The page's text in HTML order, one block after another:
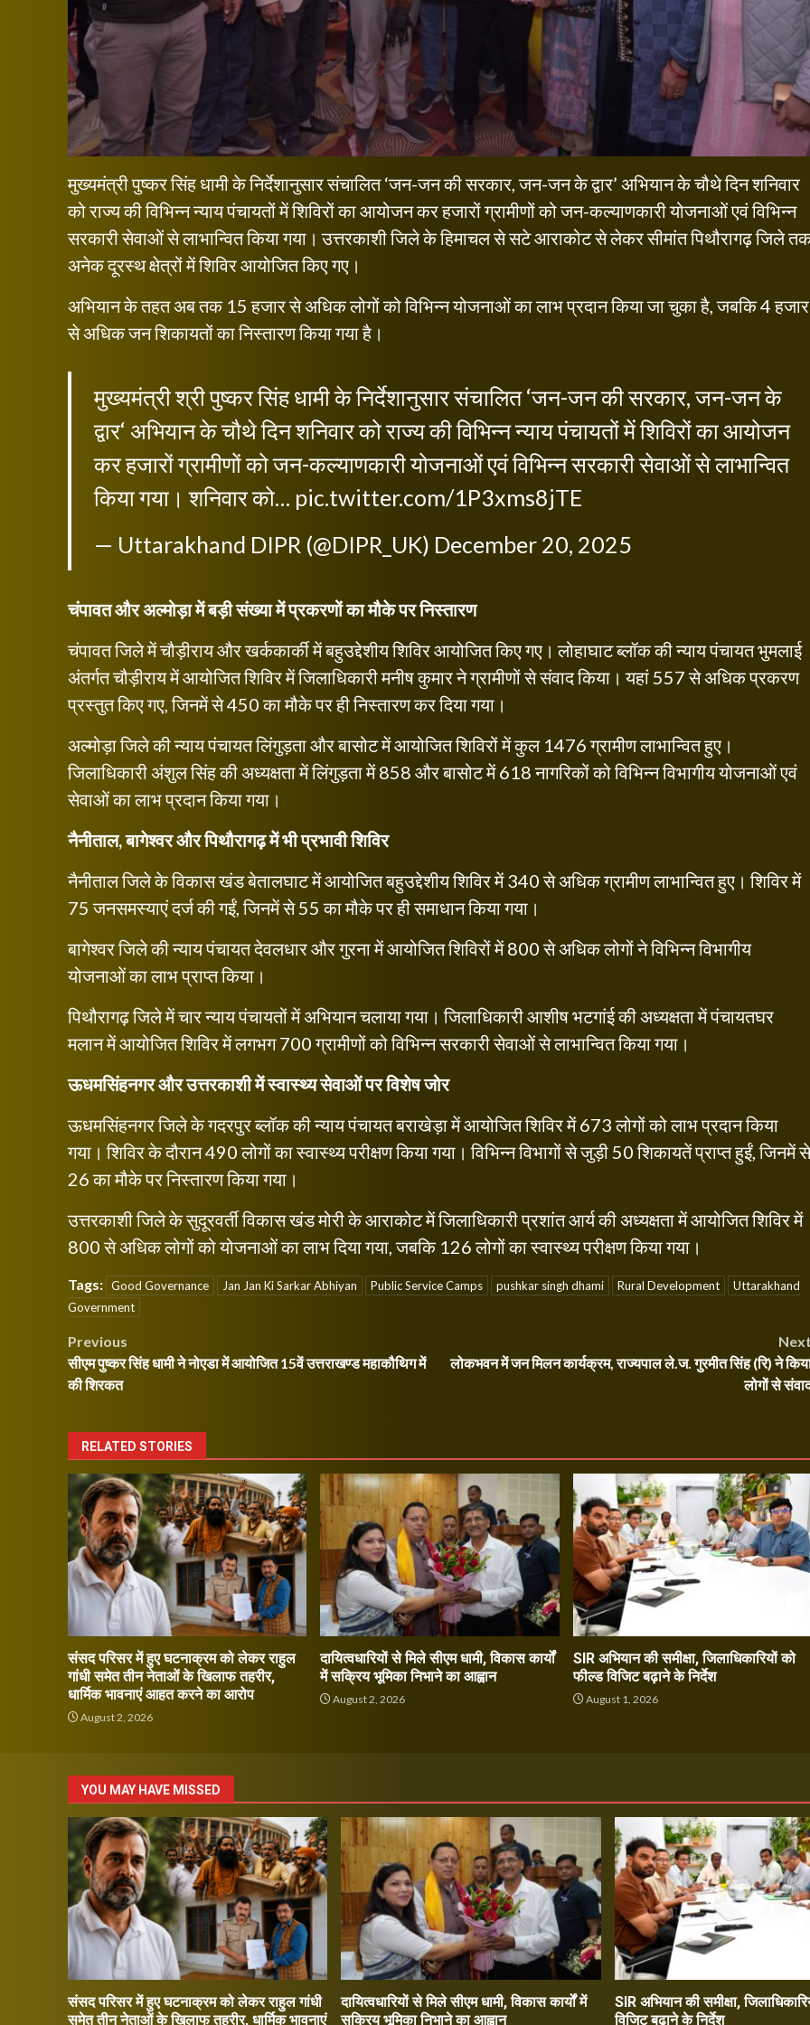
मुख्यमंत्री पुष्कर सिंह धामी के निर्देशानुसार संचालित ‘जन-जन की सरकार, जन-जन के द्वार’ अभियान के चौथे दिन शनिवार
को राज्य की विभिन्न न्याय पंचायतों में शिविरों का आयोजन कर हजारों ग्रामीणों को जन-कल्याणकारी योजनाओं एवं विभिन्न
सरकारी सेवाओं से लाभान्वित किया गया। उत्तरकाशी जिले के हिमाचल से सटे आराकोट से लेकर सीमांत पिथौरागढ़ जिले
अनेक दूरस्थ क्षेत्रों में शिविर आयोजित किए गए।
अभियान के तहत अब तक 15 हजार से अधिक लोगों को विभिन्न योजनाओं का लाभ प्रदान किया जा चुका है, जबकि 4 हजार
से अधिक जन शिकायतों का निस्तारण किया गया है।
मुख्यमंत्री श्री पुष्कर सिंह धामी के निर्देशानुसार संचालित ‘जन-जन की सरकार, जन-जन के
द्वार‘ अभियान के चौथे दिन शनिवार को राज्य की विभिन्न न्याय पंचायतों में शिविरों का आयोजन
कर हजारों ग्रामीणों को जन-कल्याणकारी योजनाओं एवं विभिन्न सरकारी सेवाओं से लाभान्वित
किया गया। शनिवार को… pic.twitter.com/1P3xms8jTE
— Uttarakhand DIPR (@DIPR_UK) December 20, 2025
चंपावत और अल्मोड़ा में बड़ी संख्या में प्रकरणों का मौके पर निस्तारण
चंपावत जिले में चौड़ीराय और खर्ककार्की में बहुउद्देशीय शिविर आयोजित किए गए। लोहाघाट ब्लॉक की न्याय पंचायत भुमलाई
अंतर्गत चौड़ीराय में आयोजित शिविर में जिलाधिकारी मनीष कुमार ने ग्रामीणों से संवाद किया। यहां 557 से अधिक प्रकरण
प्रस्तुत किए गए, जिनमें से 450 का मौके पर ही निस्तारण कर दिया गया।
अल्मोड़ा जिले की न्याय पंचायत लिंगुड़ता और बासोट में आयोजित शिविरों में कुल 1476 ग्रामीण लाभान्वित हुए।
जिलाधिकारी अंशुल सिंह की अध्यक्षता में लिंगुड़ता में 858 और बासोट में 618 नागरिकों को विभिन्न विभागीय योजनाओं एवं
सेवाओं का लाभ प्रदान किया गया।
नैनीताल, बागेश्वर और पिथौरागढ़ में भी प्रभावी शिविर
नैनीताल जिले के विकास खंड बेतालघाट में आयोजित बहुउद्देशीय शिविर में 340 से अधिक ग्रामीण लाभान्वित हुए। शिविर में
75 जनसमस्याएं दर्ज की गईं, जिनमें से 55 का मौके पर ही समाधान किया गया।
बागेश्वर जिले की न्याय पंचायत देवलधार और गुरना में आयोजित शिविरों में 800 से अधिक लोगों ने विभिन्न विभागीय
योजनाओं का लाभ प्राप्त किया।
पिथौरागढ़ जिले में चार न्याय पंचायतों में अभियान चलाया गया। जिलाधिकारी आशीष भटगांई की अध्यक्षता में पंचायतघर
मलान में आयोजित शिविर में लगभग 700 ग्रामीणों को विभिन्न सरकारी सेवाओं से लाभान्वित किया गया।
ऊधमसिंहनगर और उत्तरकाशी में स्वास्थ्य सेवाओं पर विशेष जोर
ऊधमसिंहनगर जिले के गदरपुर ब्लॉक की न्याय पंचायत बराखेड़ा में आयोजित शिविर में 673 लोगों को लाभ प्रदान किया
गया। शिविर के दौरान 490 लोगों का स्वास्थ्य परीक्षण किया गया। विभिन्न विभागों से जुड़ी 50 शिकायतें प्राप्त हुईं, जिनमें से
26 का मौके पर निस्तारण किया गया।
उत्तरकाशी जिले के सुदूरवर्ती विकास खंड मोरी के आराकोट में जिलाधिकारी प्रशांत आर्य की अध्यक्षता में आयोजित शिविर में
800 से अधिक लोगों को योजनाओं का लाभ दिया गया, जबकि 126 लोगों का स्वास्थ्य परीक्षण किया गया।
Tags: Good Governance Jan Jan Ki Sarkar Abhiyan Public Service Camps pushkar singh dhami Rural Development
Uttarakhand
Government
Post
navigation
Previous
सीएम पुष्कर सिंह धामी ने नोएडा में आयोजित 15वें उत्तराखण्ड महाकौथिग में
की शिरकत
लोकभवन में जन मिलन कार्यक्रम, राज्यपाल ले.ज. गुरमीत सिंह (रि) ने
लोगों से
RELATED STORIES
संसद परिसर में हुए घटनाक्रम को लेकर राहुल
गांधी समेत तीन नेताओं के खिलाफ तहरीर,
धार्मिक भावनाएं आहत करने का आरोप
August 2, 2026
दायित्वधारियों से मिले सीएम धामी, विकास कार्यों
में सक्रिय भूमिका निभाने का आह्वान
August 2, 2026
SIR अभियान की समीक्षा, जिलाधिकारियों को
फील्ड विजिट बढ़ाने के निर्देश
August 1, 2026
YOU MAY HAVE MISSED
संसद परिसर में हुए घटनाक्रम को लेकर राहुल गांधी
समेत तीन नेताओं के खिलाफ तहरीर, धार्मिक भावनाएं
दायित्वधारियों से मिले सीएम धामी, विकास कार्यों में
सक्रिय भूमिका निभाने का आह्वान
SIR अभियान की समीक्षा,
विजिट बढ़ाने के निर्देश